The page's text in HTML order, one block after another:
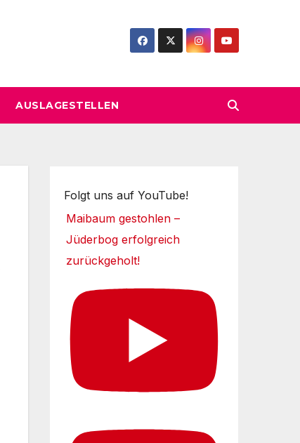
AUSLAGESTELLEN
Folgt uns auf YouTube!
Maibaum gestohlen –
Jüderbog erfolgreich
zurückgeholt!